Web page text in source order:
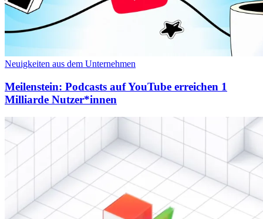
Neuigkeiten aus dem Unternehmen
Meilenstein: Podcasts auf YouTube erreichen 1
Milliarde Nutzer*innen